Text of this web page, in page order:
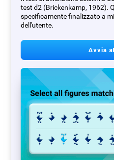
test d2 (Brickenkamp, 1962).
specificamente finalizzato a
dell'utente.
Avvia